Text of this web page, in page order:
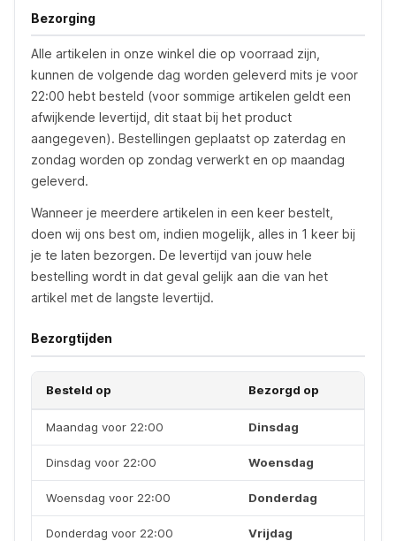
Bezorging
Alle artikelen in onze winkel die op voorraad zijn,
kunnen de volgende dag worden geleverd mits je voor
22:00 hebt besteld (voor sommige artikelen geldt een
afwijkende levertijd, dit staat bij het product
aangegeven). Bestellingen geplaatst op zaterdag en
zondag worden op zondag verwerkt en op maandag
geleverd.
Wanneer je meerdere artikelen in een keer bestelt,
doen wij ons best om, indien mogelijk, alles in 1 keer bij
je te laten bezorgen. De levertijd van jouw hele
bestelling wordt in dat geval gelijk aan die van het
artikel met de langste levertijd.
Bezorgtijden
Besteld op Bezorgd op
Maandag voor 22:00 Dinsdag
Dinsdag voor 22:00 Woensdag
Woensdag voor 22:00 Donderdag
Donderdag voor 22:00 Vrijdag